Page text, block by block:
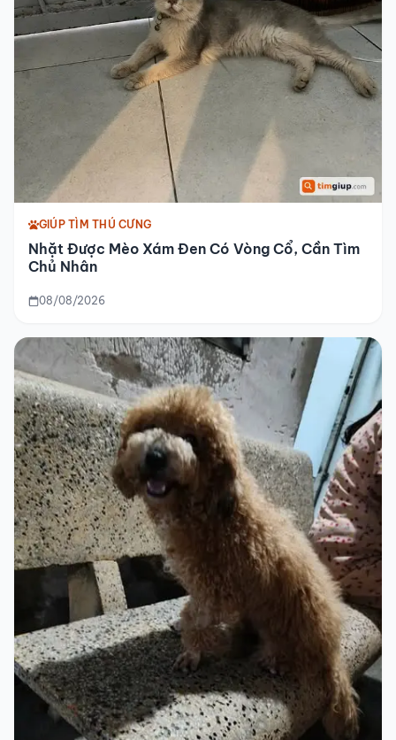
GIÚP TÌM THÚ CƯNG
Nhặt Được Mèo Xám Đen Có Vòng Cổ, Cần Tìm
Chủ Nhân
08/08/2026